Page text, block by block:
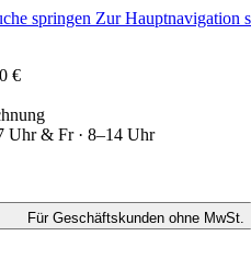
springen Zur Hauptnavigation
€
Uhr & Fr · 8–14 Uhr
Für Geschäftskunden ohne MwSt.